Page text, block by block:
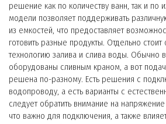
решение как по количеству ванн, так и по
модели позволяет поддерживать
из емкостей, что предоставляет
готовить разные продукты. Отдельно
технологию залива и слива воды. Обычно
оборудованы сливным краном, а вот
решена по-разному. Есть решения с
водопроводу, а есть варианты с
следует обратить внимание на
что важно для подключения, а также